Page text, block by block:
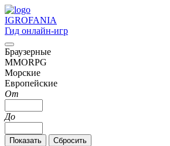
IGROFANIA
Гид онлайн-игр
Браузерные
MMORPG
Морские
Европейские
От
До